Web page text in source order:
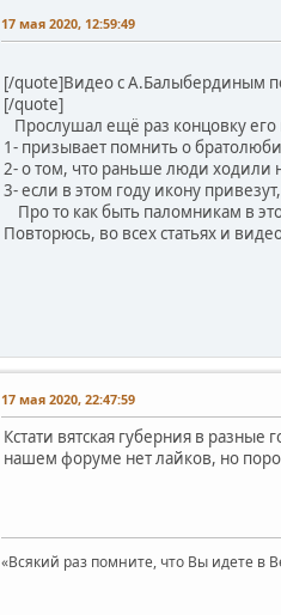
17 мая 2020, 12:59:49
[/quote]Видео с А.Балыбердиным
[/quote]
Прослушал ещё раз концовку его
1- призывает помнить о
2- о том, что раньше люди ходили
3- если в этом году икону
Про то как быть паломникам в
Повторюсь, во всех статьях и
17 мая 2020, 22:47:59
Кстати вятская губерния в
нашем форуме нет лайков, но
«Всякий раз помните, что Вы идете в